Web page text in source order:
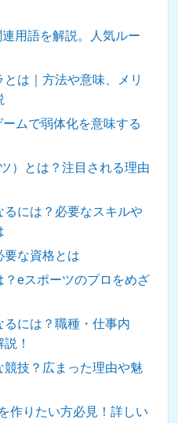
用語を解説。人気ルー
とは｜方法や意味、メリ
ムで弱体化を意味する
）とは？注目される理由
には？必要なスキルや
要な資格とは
eスポーツのプロをめざ
には？職種・仕事内
！
技？広まった理由や魅
作りたい方必見！詳しい